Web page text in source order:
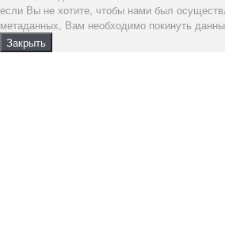
если Вы не хотите, чтобы нами был
метаданных, Вам необходимо покинуть
Закрыть